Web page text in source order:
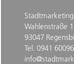
Stadtmarketing
Wahlenstraße
93047
Tel. 0941